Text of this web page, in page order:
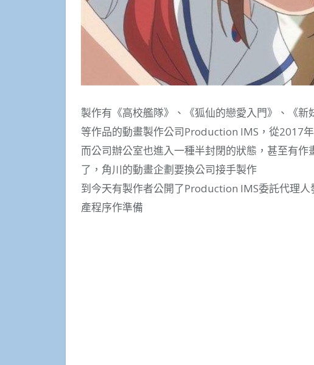
製作有《高校艦隊》、《狐仙的戀愛入門》、《
等作品的動畫製作公司Production IMS，從2017
而公司辦公室也進入一種半封閉的狀態，甚至有
了，角川的動畫企劃要換公司接手製作
到今天有製作者公開了Production IMS委託代理
產程序作準備